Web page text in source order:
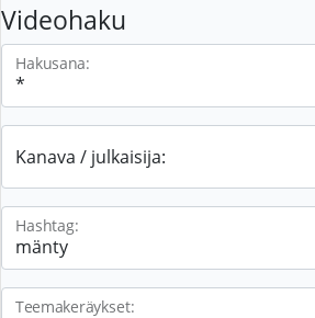
Videohaku
Hakusana:
Kanava / julkaisija:
Hashtag:
Teemakeräykset: